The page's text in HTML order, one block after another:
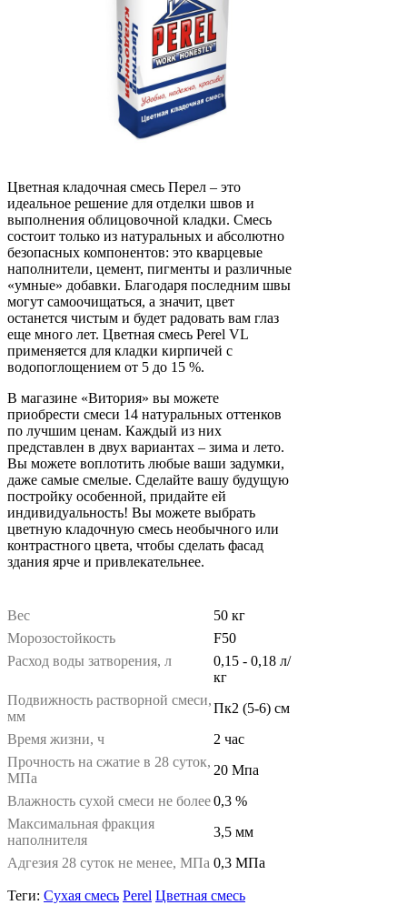
Цветная кладочная смесь Перел – это
идеальное решение для отделки швов и
выполнения облицовочной кладки. Смесь
состоит только из натуральных и абсолютно
безопасных компонентов: это кварцевые
наполнители, цемент, пигменты и различные
«умные» добавки. Благодаря последним швы
могут самоочищаться, а значит, цвет
останется чистым и будет радовать вам глаз
еще много лет. Цветная смесь Perel VL
применяется для кладки кирпичей с
водопоглощением от 5 до 15 %.
В магазине «Витория» вы можете
приобрести смеси 14 натуральных оттенков
по лучшим ценам. Каждый из них
представлен в двух вариантах – зима и лето.
Вы можете воплотить любые ваши задумки,
даже самые смелые. Сделайте вашу будущую
постройку особенной, придайте ей
индивидуальность! Вы можете выбрать
цветную кладочную смесь необычного или
контрастного цвета, чтобы сделать фасад
здания ярче и привлекательнее.
Вес
50 кг
Морозостойкость
F50
Расход воды затворения, л
0,15 - 0,18 л/
кг
Подвижность растворной смеси,
мм
Пк2 (5-6) см
Время жизни, ч
2 час
Прочность на сжатие в 28 суток,
МПа
20 Мпа
Влажность сухой смеси не более0,3 %
Максимальная фракция
наполнителя
3,5 мм
Адгезия 28 суток не менее, МПа 0,3 МПа
Теги: Сухая смесь Perel Цветная смесь